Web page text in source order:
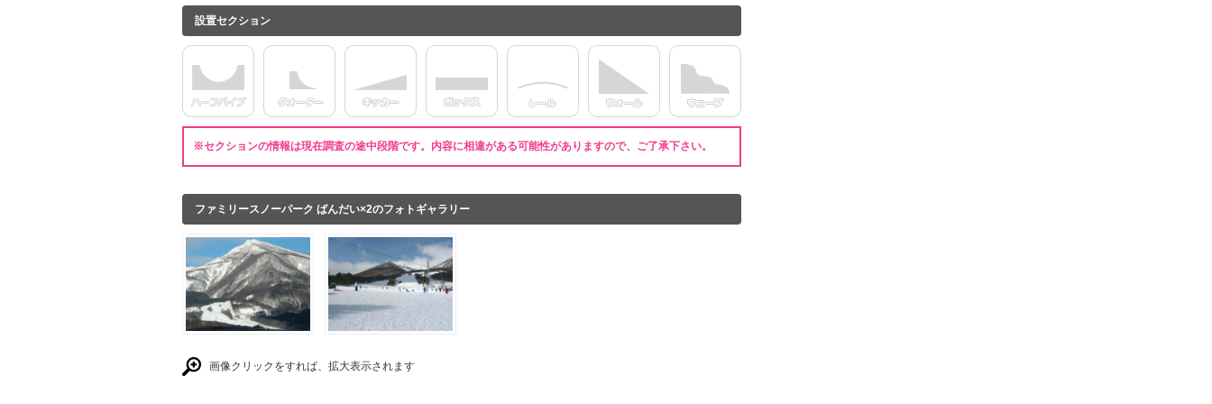
設置セクション
※セクションの情報は現在調査の途中段階です。内容に相違がある可能性がありますので、ご了承下さい。
ファミリースノーパーク ばんだい×2のフォトギャラリー
画像クリックをすれば、拡大表示されます